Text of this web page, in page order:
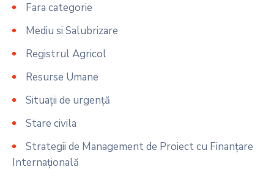
Fara categorie
Mediu si Salubrizare
Registrul Agricol
Resurse Umane
Situații de urgență
Stare civila
Strategii de Management de Proiect cu Finanțare
Internațională